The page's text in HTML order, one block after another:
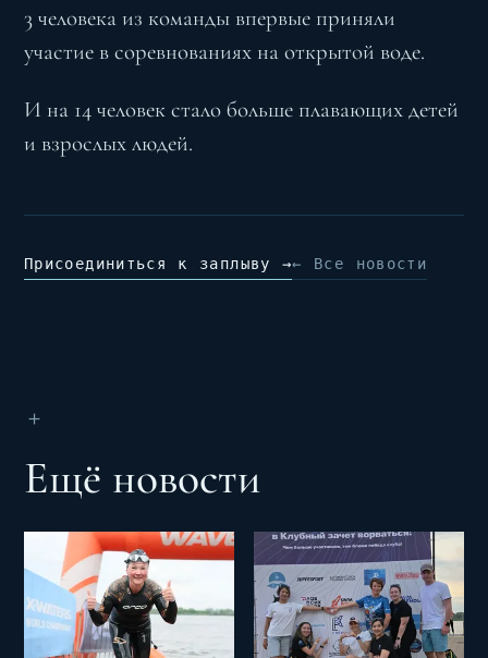
3 человека из команды впервые приняли
участие в соревнованиях на открытой воде.
И на 14 человек стало больше плавающих детей
и взрослых людей.
Присоединиться к заплыву →← Все новости
＋
Ещё новости